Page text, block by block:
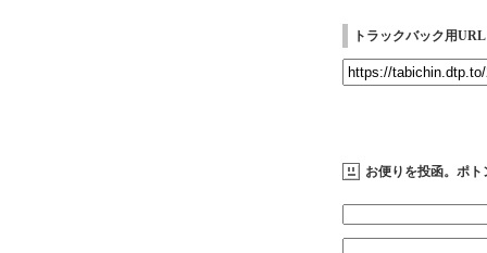
トラックバック用URL
お便りを投函。ポト